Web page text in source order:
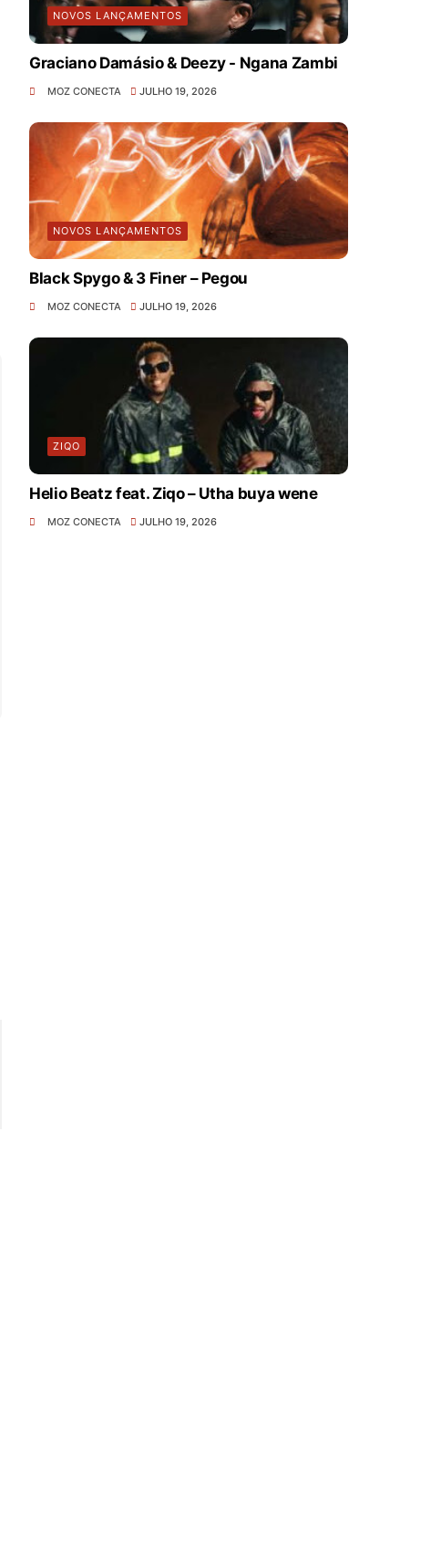
NOVOS LANÇAMENTOS
Graciano Damásio & Deezy - Ngana Zambi
MOZ CONECTA JULHO 19, 2026
NOVOS LANÇAMENTOS
Black Spygo & 3 Finer – Pegou
MOZ CONECTA JULHO 19, 2026
ZIQO
Helio Beatz feat. Ziqo – Utha buya wene
MOZ CONECTA JULHO 19, 2026